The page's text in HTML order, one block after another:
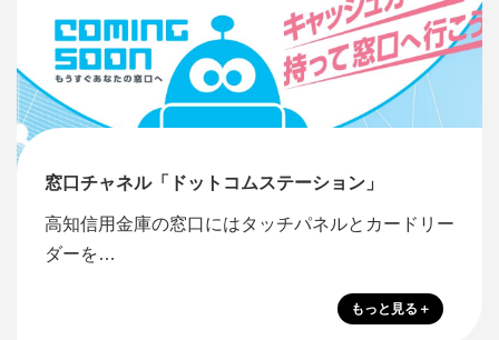
窓口チャネル「ドットコムステーション」
高知信用金庫の窓口にはタッチパネルとカードリー
ダーを…